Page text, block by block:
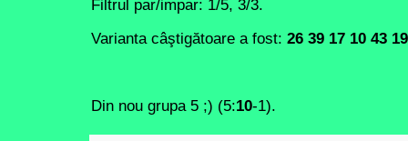
Filtrul par/impar: 1/5, 3/3.
Varianta câştigătoare a fost: 26 39 17 10 43 19
Din nou grupa 5 ;) (5:10-1).